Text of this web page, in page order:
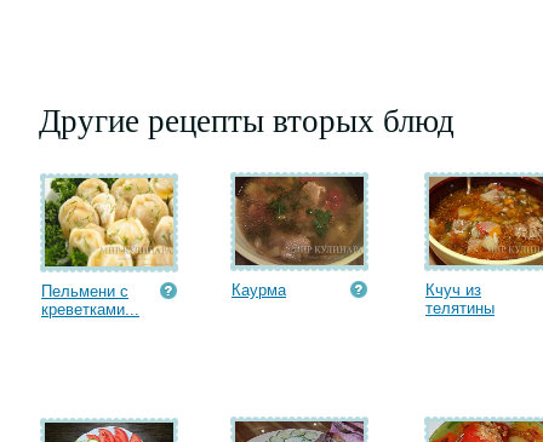
Другие рецепты вторых блюд
Пельмени с
креветками...
Каурма
Кчуч из
телятины